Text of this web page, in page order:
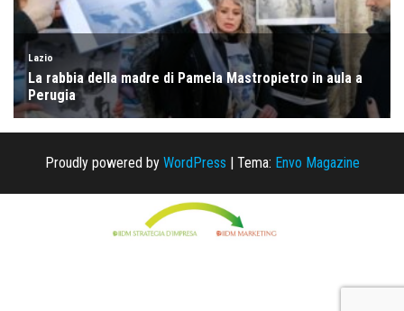
Proudly powered by WordPress | Tema: Envo Magazine